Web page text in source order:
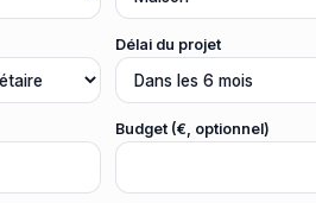
Délai du projet
Budget (€, optionnel)